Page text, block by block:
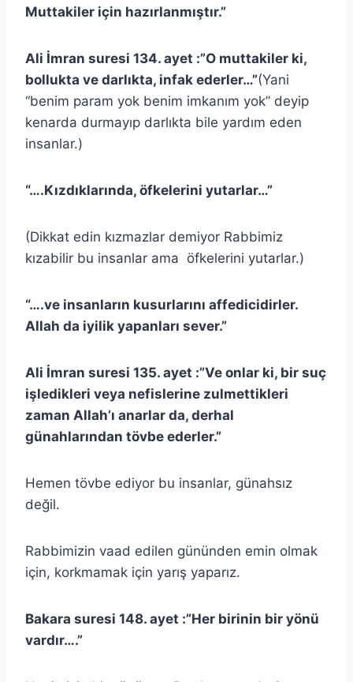
Muttakiler için hazırlanmıştır.”
Ali İmran suresi 134. ayet :”O muttakiler ki,
bollukta ve darlıkta, infak ederler…”(Yani
“benim param yok benim imkanım yok” deyip
kenarda durmayıp darlıkta bile yardım eden
insanlar.)
“….Kızdıklarında, öfkelerini yutarlar…”
(Dikkat edin kızmazlar demiyor Rabbimiz
kızabilir bu insanlar ama öfkelerini yutarlar.)
“….ve insanların kusurlarını affedicidirler.
Allah da iyilik yapanları sever.”
Ali İmran suresi 135. ayet :”Ve onlar ki, bir suç
işledikleri veya nefislerine zulmettikleri
zaman Allah’ı anarlar da, derhal
günahlarından tövbe ederler.”
Hemen tövbe ediyor bu insanlar, günahsız
değil.
Rabbimizin vaad edilen gününden emin olmak
için, korkmamak için yarış yaparız.
Bakara suresi 148. ayet :”Her birinin bir yönü
vardır….”